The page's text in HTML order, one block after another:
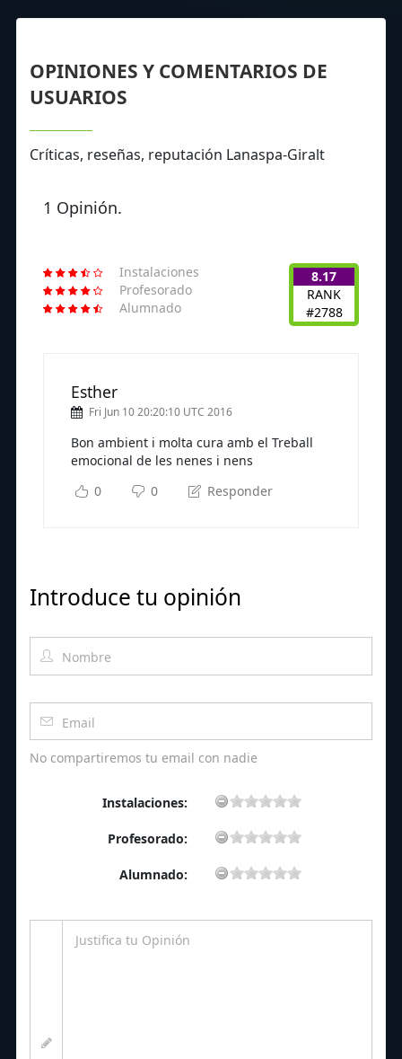
OPINIONES Y COMENTARIOS DE
USUARIOS
Críticas, reseñas, reputación Lanaspa-Giralt
1 Opinión.
Instalaciones
Profesorado
Alumnado
8.17
RANK
#2788
Esther
Fri Jun 10 20:20:10 UTC 2016
Bon ambient i molta cura amb el Treball
emocional de les nenes i nens
0
0 Responder
Introduce tu opinión
No compartiremos tu email con nadie
Instalaciones:
Profesorado:
Alumnado: